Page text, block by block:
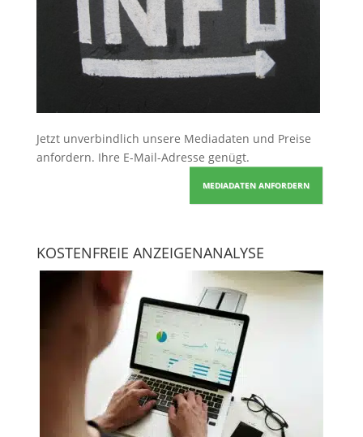
Jetzt unverbindlich unsere Mediadaten und Preise
anfordern. Ihre E-Mail-Adresse genügt.
MEDIADATEN ANFORDERN
KOSTENFREIE ANZEIGENANALYSE